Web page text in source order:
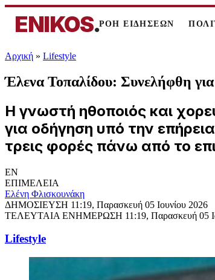
ENIKOS.ΡΟΗ ΕΙΔΗΣΕΩΝ
Αρχική » Lifestyle
Έλενα Τοπαλίδου: Συνελήφθη
Η γνωστή ηθοποιός και
για οδήγηση υπό την
τρεις φορές πάνω από το
EN
ΕΠΙΜΕΛΕΙΑ
Ελένη Φλισκουνάκη
ΔΗΜΟΣΙΕΥΣΗ 11:19, Παρασκευή 05 Ιουνίου 2026
ΤΕΛΕΥΤΑΙΑ ΕΝΗΜΕΡΩΣΗ 11:19, Παρασκευή 05
Lifestyle